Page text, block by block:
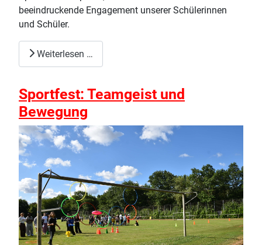
beeindruckende Engagement unserer Schülerinnen
und Schüler.
Weiterlesen …
Sportfest: Teamgeist und
Bewegung